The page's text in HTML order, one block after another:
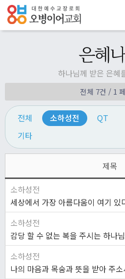
은혜
하나님께 받은 은혜
전체 7건 / 1
전체 소하성전 QT
기타
제목
소하성전
세상에서 가장 아름다움이 여기 있
소하성전
감당 할 수 없는 복을 주시는 하나님
소하성전
나의 마음과 목숨과 뜻을 받아 주